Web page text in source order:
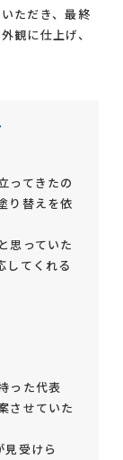
ただき、最終
観に仕上げ、
ってきたの
り替えを依
思っていた
してくれる
った代表
させていた
見受けら